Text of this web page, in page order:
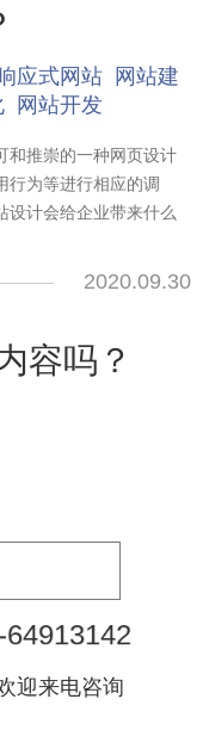
应式网站
网站建
网站开发
和推崇的一种网页设计
行为等进行相应的调
设计会给企业带来什么
2020.09.30
容吗？
-64913142
迎来电咨询